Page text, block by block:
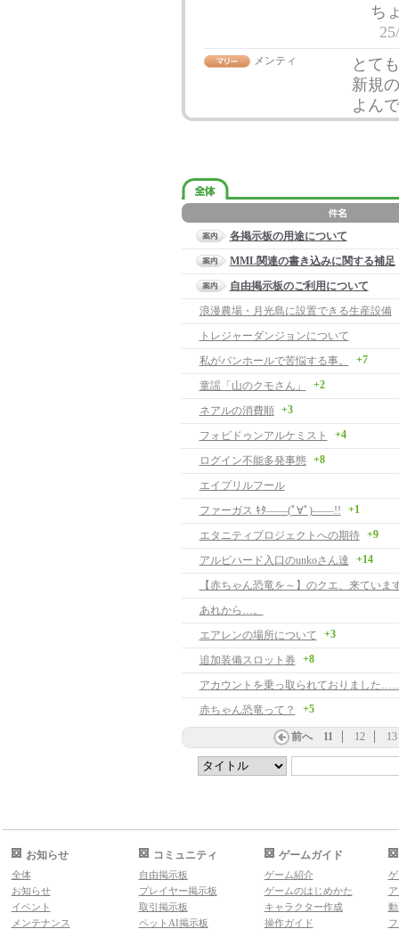
ち
メンティ
とて
新規
よん
各掲示板の用途について
MML関連の書き込みに関する補足
自由掲示板のご利用について
浪漫農場・月光島に設置できる生産設備
トレジャーダンジョンについて
私がバンホールで苦悩する事。
+7
童謡「山のクモさん」 +2
ネアルの消費順 +3
フォビドゥンアルケミスト +4
ログイン不能多発事態 +8
エイプリルフール
ファーガス ｷﾀ――(ﾟ∀ﾟ)――!!
+1
エタニティプロジェクトへの期待 +9
アルビハード入口のunkoさん達 +14
【赤ちゃん恐竜を～】のクエ、来ていま
あれから…。
エアレンの場所について
+3
追加装備スロット券 +8
アカウントを乗っ取られておりました
赤ちゃん恐竜って？
+5
前へ 11 12 13
お知らせ
全体
お知らせ
イベント
メンテナンス
コミュニティ
自由掲示板
プレイヤー掲示板
取引掲示板
ペットAI掲示板
ゲームガイド
ゲーム紹介
ゲームのはじめかた
キャラクター作成
操作ガイド